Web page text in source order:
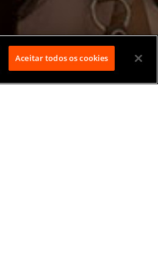
Aceitar todos os cookies